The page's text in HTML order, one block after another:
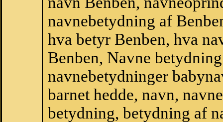
navnebetydning af
hva betyr Benben, hva
Benben, Navne
navnebetydninger
barnet hedde, navn,
betydning, betydning af